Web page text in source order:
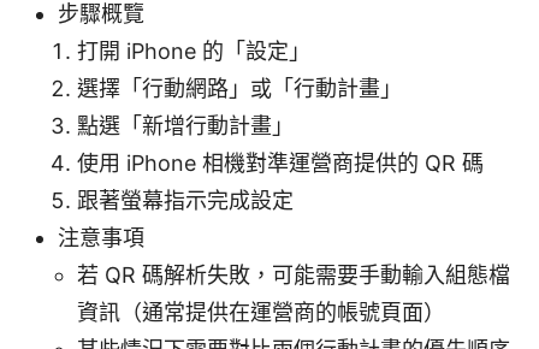
步驟概覽
打開 iPhone 的「設定」
選擇「行動網路」或「行動計畫」
點選「新增行動計畫」
使用 iPhone 相機對準運營商提供的 QR 碼
跟著螢幕指示完成設定
注意事項
若 QR 碼解析失敗，可能需要手動輸入組態檔
資訊（通常提供在運營商的帳號頁面）